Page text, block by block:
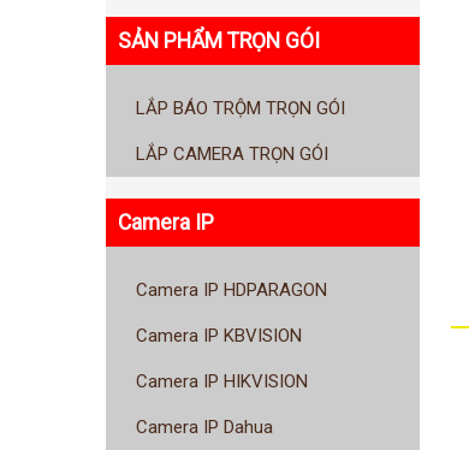
SẢN PHẨM TRỌN GÓI
LẮP BÁO TRỘM TRỌN GÓI
LẮP CAMERA TRỌN GÓI
Camera IP
Camera IP HDPARAGON
Camera IP KBVISION
Camera IP HIKVISION
Camera IP Dahua